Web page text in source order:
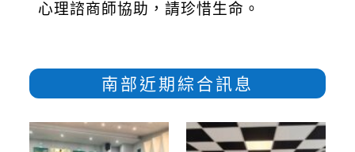
心理諮商師協助，請珍惜生命。
南部近期綜合訊息